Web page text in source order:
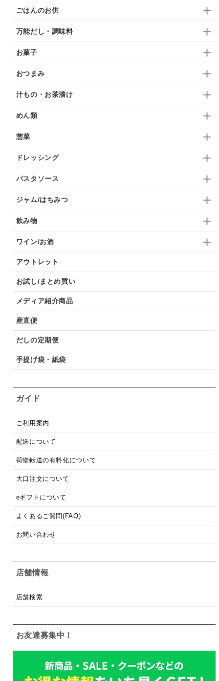
ごはんのお供
万能だし・調味料
お菓子
おつまみ
汁もの・お茶漬け
めん類
惣菜
ドレッシング
パスタソース
ジャム/はちみつ
飲み物
ワイン/お酒
アウトレット
お試し/まとめ買い
メディア紹介商品
産直便
だしの定期便
手提げ袋・紙袋
ガイド
ご利用案内
配送について
荷物転送の有料化について
大口注文について
eギフトについて
よくあるご質問(FAQ)
お問い合わせ
店舗情報
店舗検索
お友達募集中！